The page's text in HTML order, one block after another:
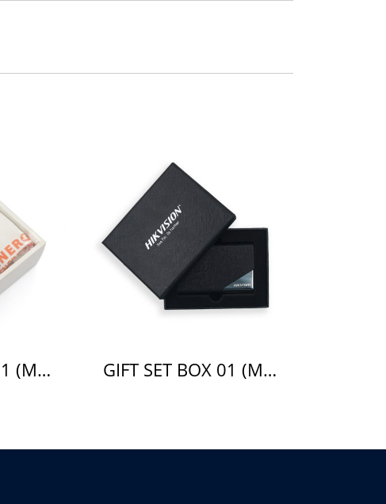
GIFT SET BOX 01 (M)(copy)(copy)(copy)(copy)(copy)(copy) GIFT SET BOX 01 (M)(copy)(copy)(copy)(copy)(copy)(copy)(copy)(copy)(copy)(copy)(copy)